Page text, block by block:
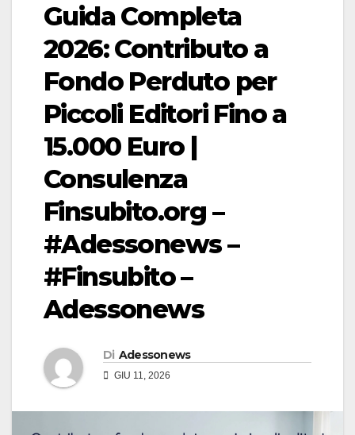
Guida Completa
2026: Contributo a
Fondo Perduto per
Piccoli Editori Fino a
15.000 Euro |
Consulenza
Finsubito.org –
#Adessonews –
#Finsubito –
Adessonews
Di Adessonews
GIU 11, 2026